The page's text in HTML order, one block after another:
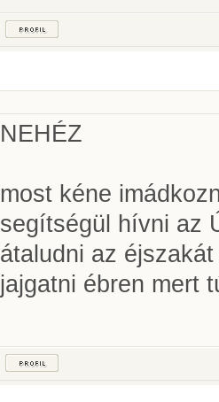
NEHÉZ
most kéne
segítségül hívni az
átaludni az
jajgatni ébren mert